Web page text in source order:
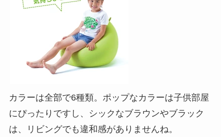
カラーは全部で6種類。ポップなカラーは子供部屋
にぴったりですし、シックなブラウンやブラック
は、リビングでも違和感がありませんね。